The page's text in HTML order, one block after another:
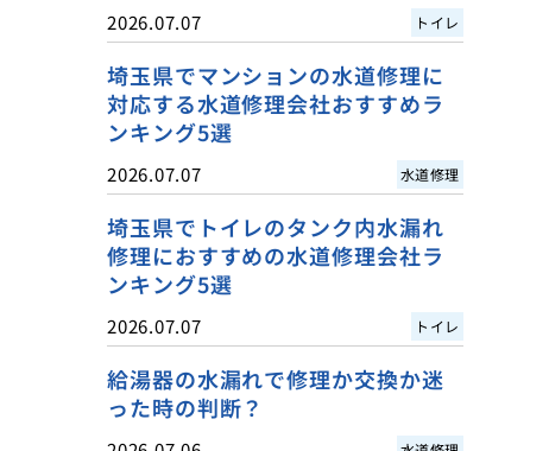
2026.07.07 トイレ
埼玉県でマンションの水道修理に
対応する水道修理会社おすすめラ
ンキング5選
2026.07.07 水道修理
埼玉県でトイレのタンク内水漏れ
修理におすすめの水道修理会社ラ
ンキング5選
2026.07.07 トイレ
給湯器の水漏れで修理か交換か迷
った時の判断？